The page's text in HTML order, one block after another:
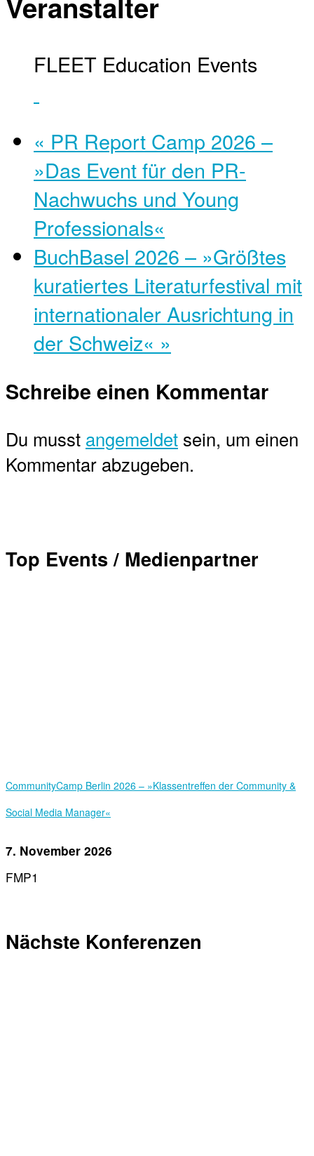
FLEET Education Events
« PR Report Camp 2026 –
»Das Event für den PR-
Nachwuchs und Young
Professionals«
BuchBasel 2026 – »Größtes
kuratiertes Literaturfestival mit
internationaler Ausrichtung in
der Schweiz« »
Schreibe einen Kommentar
Du musst angemeldet sein, um einen
Kommentar abzugeben.
Top Events / Medienpartner
Community­Camp Berlin 2026 – »Klassentreffen der Community &
Social Media Manager«
7. November 2026
FMP1
Nächste Konferenzen